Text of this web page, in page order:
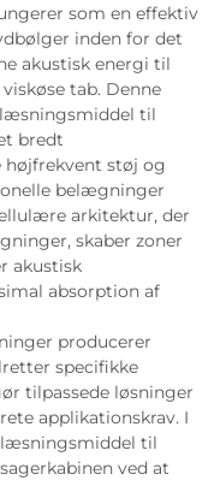
som en effektiv
inden for det
akustisk energi til
tab. Denne
til
bredt
højfrekvent støj og
belægninger
arkitektur, der
skaber zoner
akustisk
absorption af
producerer
specifikke
tilpassede løsninger
applikationskrav. I
til
ved at